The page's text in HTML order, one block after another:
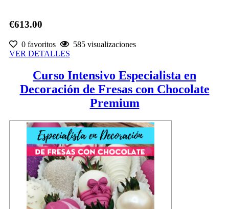
€613.00
0 favoritos
585 visualizaciones
VER DETALLES
Curso Intensivo Especialista en
Decoración de Fresas con Chocolate
Premium